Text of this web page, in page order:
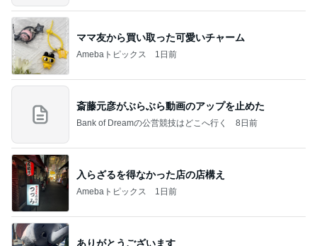
ママ友から買い取った可愛いチャーム
Amebaトピックス 1日前
斎藤元彦がぶらぶら動画のアップを止めた
Bank of Dreamの公営競技はどこへ行く 8日前
入らざるを得なかった店の店構え
Amebaトピックス 1日前
ありがとうございます